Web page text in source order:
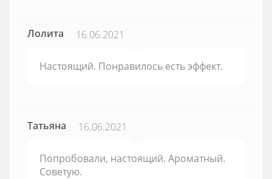
Лолита 16.06.2021
Настоящий. Понравилось есть эффект.
Татьяна 16.06.2021
Попробовали, настоящий. Ароматный.
Советую.